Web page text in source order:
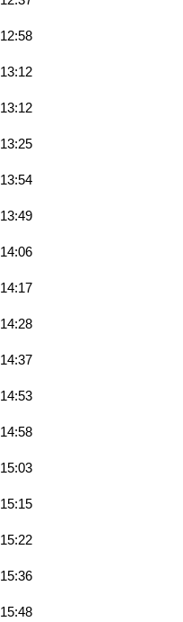
12:58
13:12
13:12
13:25
13:54
13:49
14:06
14:17
14:28
14:37
14:53
14:58
15:03
15:15
15:22
15:36
15:48